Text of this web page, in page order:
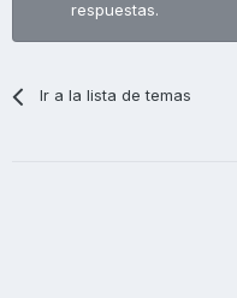
respuestas.
Ir a la lista de temas